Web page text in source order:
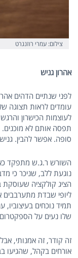
צילום: עמרי רוזנגרט
אהרון גניש
לפני שנתיים הדהים
עומדים לראות תצוגה
לעוצמות הכישרון
תפסה אותם לא
סופה. אפשר להבין.
השורש ר.ג.ש מתפקד
נוגעת ללב, שניכר כי
הציג קולקציה
ליופי שבדת
תמיד נוכחים בעיצוביו,
שלו נעים על הספקטרום
זה קודר, זה אמנותי,
אורחים בקהל, שהגיעו